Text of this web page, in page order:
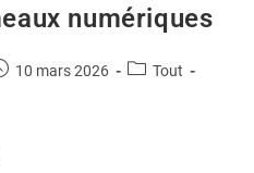
numériques
10 mars 2026
Tout